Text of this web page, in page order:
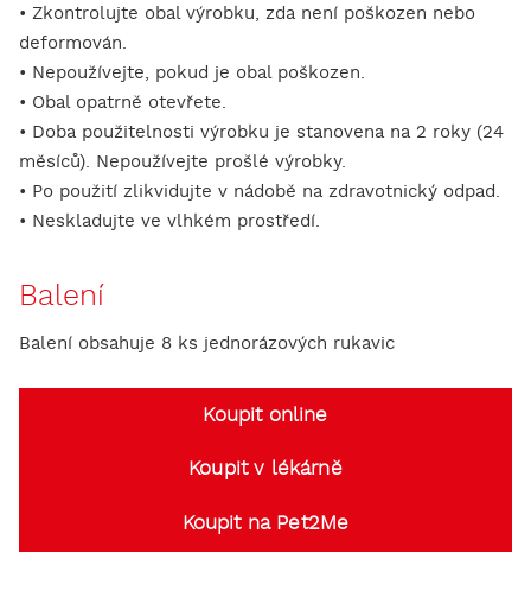
• Zkontrolujte obal výrobku, zda není poškozen nebo
deformován.
• Nepoužívejte, pokud je obal poškozen.
• Obal opatrně otevřete.
• Doba použitelnosti výrobku je stanovena na 2 roky (24
měsíců). Nepoužívejte prošlé výrobky.
• Po použití zlikvidujte v nádobě na zdravotnický odpad.
• Neskladujte ve vlhkém prostředí.
Balení
Balení obsahuje 8 ks jednorázových rukavic
Koupit online
Koupit v lékárně
Koupit na Pet2Me